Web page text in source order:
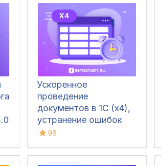
Ускоренное
проведение
документов в 1С (x4),
устранение ошибок
60/62 счетов и зачет
3.0)
96